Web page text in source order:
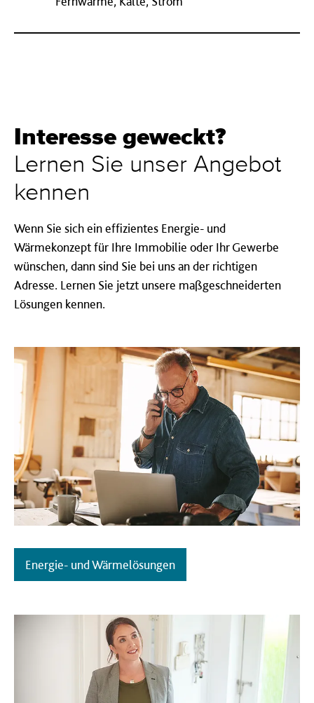
Interesse geweckt?
Lernen Sie unser Angebot
kennen
Wenn Sie sich ein effizientes Energie- und
Wärmekonzept für Ihre Immobilie oder Ihr Gewerbe
wünschen, dann sind Sie bei uns an der richtigen
Adresse. Lernen Sie jetzt unsere maßgeschneiderten
Lösungen kennen.
Energie- und Wärmelösungen